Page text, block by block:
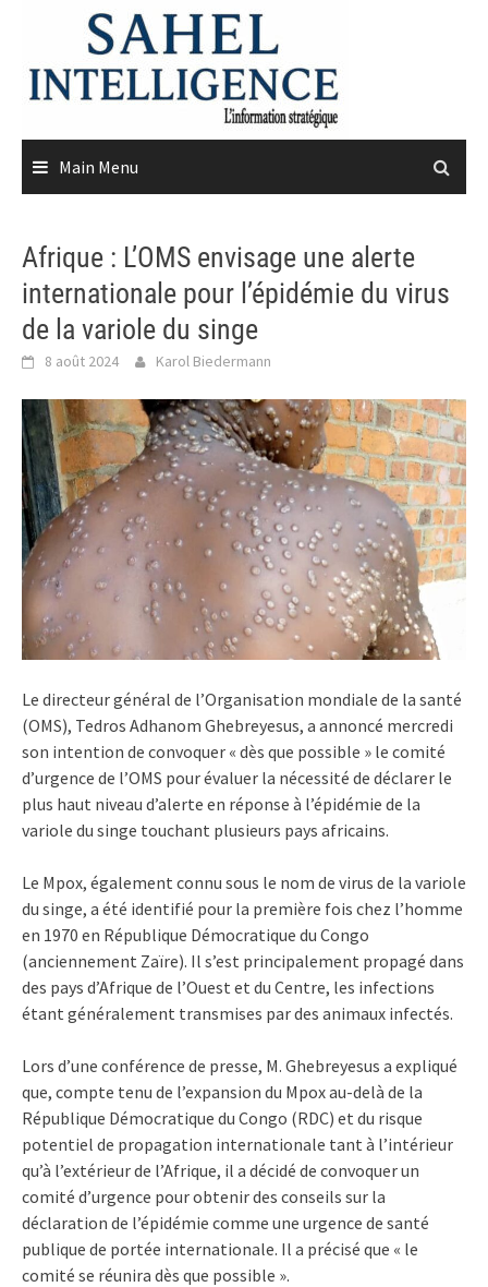
content
Main Menu
Afrique : L’OMS envisage une alerte
internationale pour l’épidémie du virus
de la variole du singe
8 août 2024 Karol Biedermann
Le directeur général de l’Organisation mondiale de la santé
(OMS), Tedros Adhanom Ghebreyesus, a annoncé mercredi
son intention de convoquer « dès que possible » le comité
d’urgence de l’OMS pour évaluer la nécessité de déclarer le
plus haut niveau d’alerte en réponse à l’épidémie de la
variole du singe touchant plusieurs pays africains.
Le Mpox, également connu sous le nom de virus de la variole
du singe, a été identifié pour la première fois chez l’homme
en 1970 en République Démocratique du Congo
(anciennement Zaïre). Il s’est principalement propagé dans
des pays d’Afrique de l’Ouest et du Centre, les infections
étant généralement transmises par des animaux infectés.
Lors d’une conférence de presse, M. Ghebreyesus a expliqué
que, compte tenu de l’expansion du Mpox au-delà de la
République Démocratique du Congo (RDC) et du risque
potentiel de propagation internationale tant à l’intérieur
qu’à l’extérieur de l’Afrique, il a décidé de convoquer un
comité d’urgence pour obtenir des conseils sur la
déclaration de l’épidémie comme une urgence de santé
publique de portée internationale. Il a précisé que « le
comité se réunira dès que possible ».